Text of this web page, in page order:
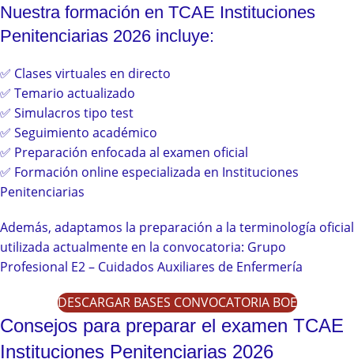
Nuestra formación en TCAE Instituciones
Penitenciarias 2026 incluye:
✅ Clases virtuales en directo
✅ Temario actualizado
✅ Simulacros tipo test
✅ Seguimiento académico
✅ Preparación enfocada al examen oficial
✅ Formación online especializada en Instituciones
Penitenciarias
Además, adaptamos la preparación a la terminología oficial
utilizada actualmente en la convocatoria: Grupo
Profesional E2 – Cuidados Auxiliares de Enfermería
DESCARGAR BASES CONVOCATORIA BOE
Consejos para preparar el examen TCAE
Instituciones Penitenciarias 2026